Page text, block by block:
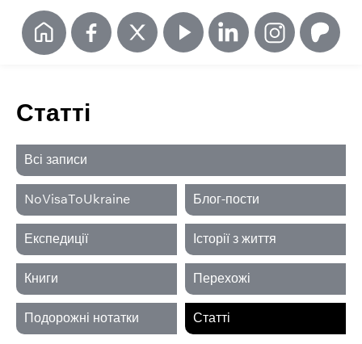
Статті
Всі записи
NoVisaToUkraine‬ Блог-пости
Експедиції Історії з життя
Книги Перехожі
Подорожні нотатки Статті